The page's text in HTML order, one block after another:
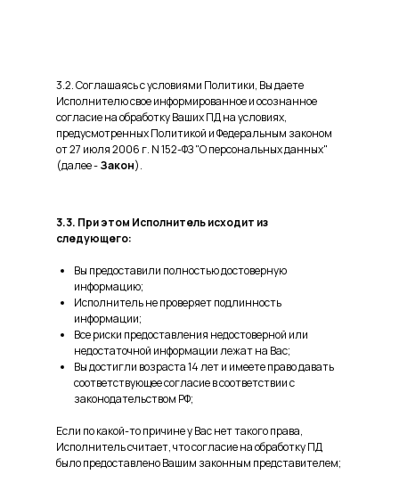
3.2. Соглашаясь с условиями Политики, Вы даете
Исполнителю свое информированное и осознанное
согласие на обработку Ваших ПД на условиях,
предусмотренных Политикой и Федеральным законом
от 27 июля 2006 г. N 152-ФЗ "О персональных данных"
(далее -Закон).
3.3. При этом Исполнитель исходит из
следующего:
Вы предоставили полностью достоверную
информацию;
Исполнитель не проверяет подлинность
информации;
Все риски предоставления недостоверной или
недостаточной информации лежат на Вас;
Вы достигли возраста 14 лет и имеете право давать
соответствующее согласие в соответствии с
законодательством РФ;
Если по какой-то причине у Вас нет такого права,
Исполнитель считает, что согласие на обработку ПД
было предоставлено Вашим законным представителем;